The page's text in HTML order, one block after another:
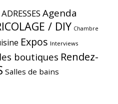
ADRESSES Agenda
/ DIY Chambre
Expos Interviews
boutiques Rendez-
Salles de bains